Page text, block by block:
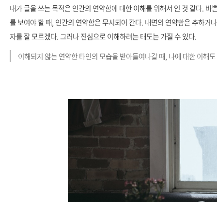
내가 글을 쓰는 목적은 인간의 연약함에 대한 이해를 위해서 인 것 같다.
를 보여야 할 때, 인간의 연약함은 무시되어 간다. 내면의 연약함은 추하거
자를 잘 모르겠다. 그러나 진심으로 이해하려는 태도는 가질 수 있다.
이해되지 않는 연약한 타인의 모습을 받아들여나갈 때, 나에 대한 이해